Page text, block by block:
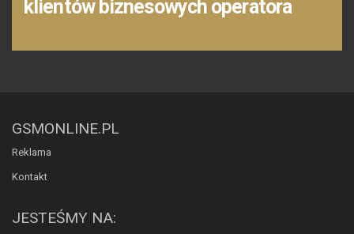
klientów biznesowych operatora
GSMONLINE.PL
Reklama
Kontakt
JESTEŚMY NA: